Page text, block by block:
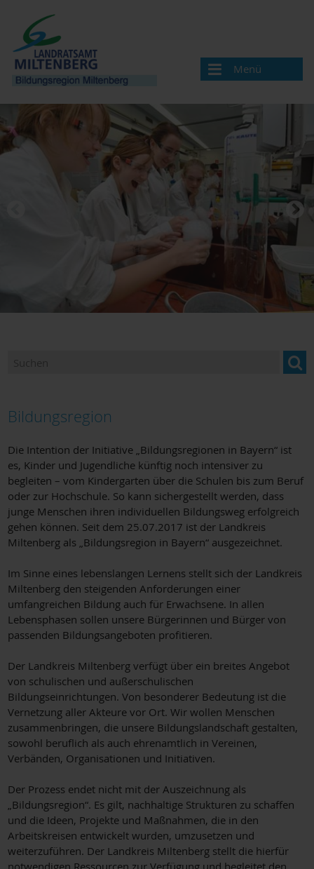
Menü
Bildungsregion
Aktuelles
Veranstaltungen / Termine
Veranstaltung melden
Bildungsregionen in Bayern
Angebote & Projekte
Bildungsangebote und Einrichtungen
Berufsorientierung
Bildungsmonitoring
Bildungsregion
Die Intention der Initiative „Bildungsregionen in Bayern“ ist
es, Kinder und Jugendliche künftig noch intensiver zu
begleiten – vom Kindergarten über die Schulen bis zum Beruf
oder zur Hochschule. So kann sichergestellt werden, dass
junge Menschen ihren individuellen Bildungsweg erfolgreich
gehen können. Seit dem 25.07.2017 ist der Landkreis
Miltenberg als „Bildungsregion in Bayern“ ausgezeichnet.
Im Sinne eines lebenslangen Lernens stellt sich der Landkreis
Miltenberg den steigenden Anforderungen einer
umfangreichen Bildung auch für Erwachsene. In allen
Lebensphasen sollen unsere Bürgerinnen und Bürger von
passenden Bildungsangeboten profitieren.
Der Landkreis Miltenberg verfügt über ein breites Angebot
von schulischen und außerschulischen
Bildungseinrichtungen. Von besonderer Bedeutung ist die
Vernetzung aller Akteure vor Ort. Wir wollen Menschen
zusammenbringen, die unsere Bildungslandschaft gestalten,
sowohl beruflich als auch ehrenamtlich in Vereinen,
Verbänden, Organisationen und Initiativen.
Der Prozess endet nicht mit der Auszeichnung als
„Bildungsregion“. Es gilt, nachhaltige Strukturen zu schaffen
und die Ideen, Projekte und Maßnahmen, die in den
Arbeitskreisen entwickelt wurden, umzusetzen und
weiterzuführen. Der Landkreis Miltenberg stellt die hierfür